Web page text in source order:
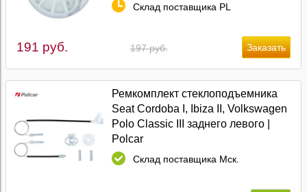
Склад поставщика PL
197 руб.
191 руб.
Ремкомплект стеклоподъемника
Seat Cordoba I, Ibiza II, Volkswagen
Polo Classic III заднего левого |
Polcar
Склад поставщика Мск.